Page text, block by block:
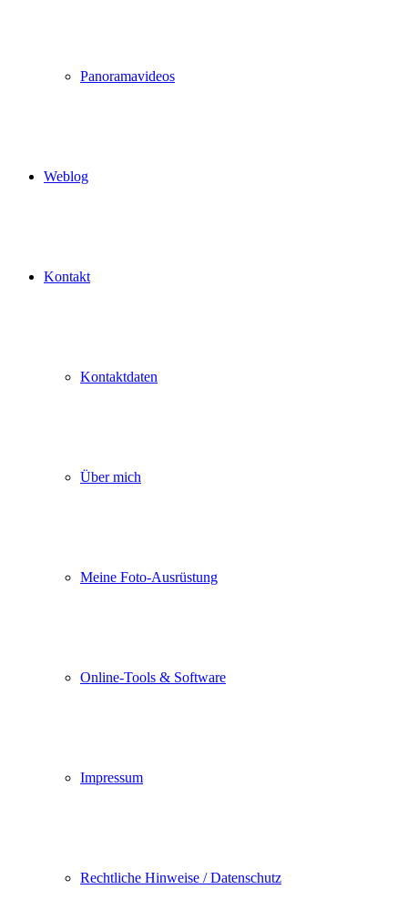
Panoramavideos
Weblog
Kontakt
Kontaktdaten
Über mich
Meine Foto-Ausrüstung
Online-Tools & Software
Impressum
Rechtliche Hinweise / Datenschutz